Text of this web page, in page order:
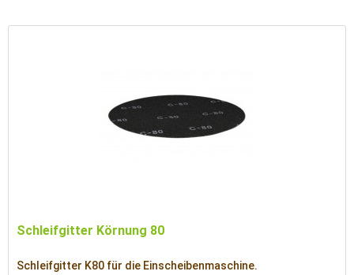
Schleifgitter Körnung 80
Schleifgitter K80 für die Einscheibenmaschine.